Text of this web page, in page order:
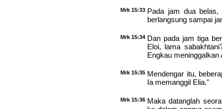
Mrk 15:33 Pada jam dua belas,
berlangsung sampai
Mrk 15:34 Dan pada jam tiga
Eloi, lama
Engkau meninggalkan
Mrk 15:35 Mendengar itu,
Ia memanggil Elia."
Mrk 15:36 Maka datanglah